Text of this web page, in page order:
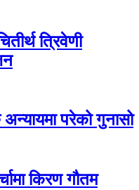
त्रिवेणी
परेको गुनासो
किरण गौतम